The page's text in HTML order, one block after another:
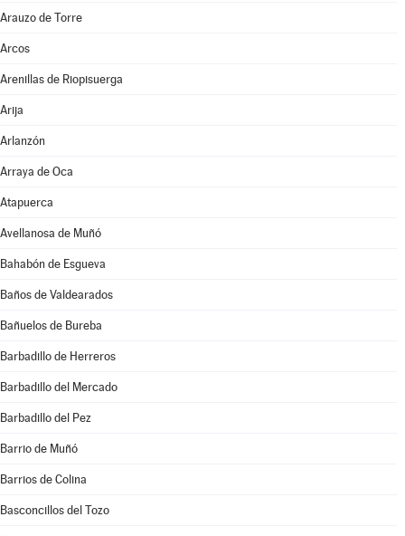
Arauzo de Torre
Arcos
Arenillas de Riopisuerga
Arija
Arlanzón
Arraya de Oca
Atapuerca
Avellanosa de Muñó
Bahabón de Esgueva
Baños de Valdearados
Bañuelos de Bureba
Barbadillo de Herreros
Barbadillo del Mercado
Barbadillo del Pez
Barrio de Muñó
Barrios de Colina
Basconcillos del Tozo